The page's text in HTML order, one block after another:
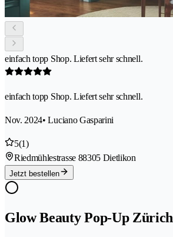
einfach topp Shop. Liefert sehr schnell.
einfach topp Shop. Liefert sehr schnell.
Nov. 2024• Luciano Gasparini
5(1)
Riedmühlestrasse 88305 Dietlikon
Jetzt bestellen
Glow Beauty Pop-Up Zürich